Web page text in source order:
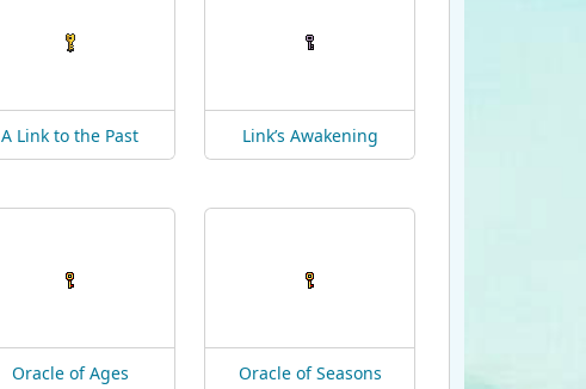
A Link to the Past Link’s Awakening
Oracle of Ages Oracle of Seasons